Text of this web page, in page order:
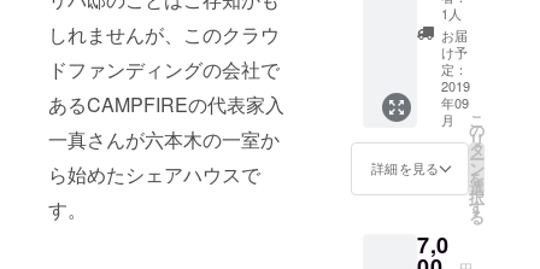
しれませんが、このクラウ
ドファンディングの会社で
あるCAMPFIREの代表家入
一真さんが六本木の一室か
ら始めたシェアハウスで
す。
名前掲
載 *カウ
ンセリ
ングの
資格は
所有し
ており
ません
へのご
招待 ●
リバ邸
深セン
のメン
バーか
らのお
礼の
メッ
●クラウ
ンディ
ングの
深圳大
学留学
に関す
る内容
や留学
ビザ取
得のご
相談 ●
深圳大
学キャ
ンパス
●リバ邸
深セン
1人
お届
け予
定：
2019
年09
月
詳細を見る
こ
の
リ
タ
ー
ン
を
選
択
す
る
7,0